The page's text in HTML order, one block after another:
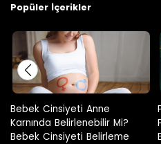
Popüler İçerikler
Progestan Nedir?
Progesteron Hormonunun Yan
Etkileri Nelerdir?